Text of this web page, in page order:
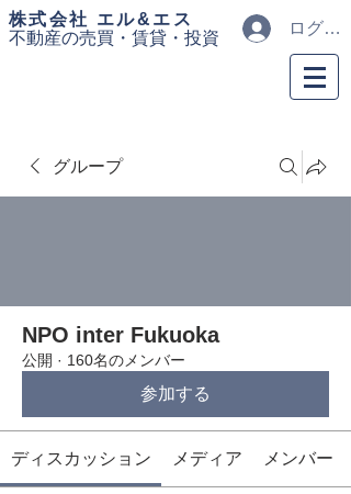
​株式会社 エル&エス
不動産の売買・ 賃貸・投資
ログイン
グループ
NPO inter Fukuoka
公開 · 160名のメンバー
参加する
ディスカッション メディア メンバー